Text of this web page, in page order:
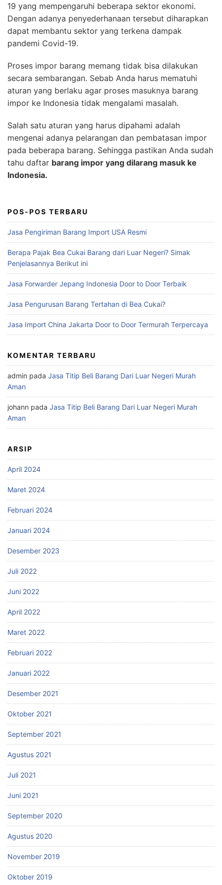
19 yang mempengaruhi beberapa sektor ekonomi.
Dengan adanya penyederhanaan tersebut diharapkan
dapat membantu sektor yang terkena dampak
pandemi Covid-19.
Proses impor barang memang tidak bisa dilakukan
secara sembarangan. Sebab Anda harus mematuhi
aturan yang berlaku agar proses masuknya barang
impor ke Indonesia tidak mengalami masalah.
Salah satu aturan yang harus dipahami adalah
mengenai adanya pelarangan dan pembatasan impor
pada beberapa barang. Sehingga pastikan Anda sudah
tahu daftar barang impor yang dilarang masuk ke
Indonesia.
POS-POS TERBARU
Jasa Pengiriman Barang Import USA Resmi
Berapa Pajak Bea Cukai Barang dari Luar Negeri? Simak
Penjelasannya Berikut ini
Jasa Forwarder Jepang Indonesia Door to Door Terbaik
Jasa Pengurusan Barang Tertahan di Bea Cukai?
Jasa Import China Jakarta Door to Door Termurah Terpercaya
KOMENTAR TERBARU
admin pada Jasa Titip Beli Barang Dari Luar Negeri Murah
Aman
johann pada Jasa Titip Beli Barang Dari Luar Negeri Murah
Aman
ARSIP
April 2024
Maret 2024
Februari 2024
Januari 2024
Desember 2023
Juli 2022
Juni 2022
April 2022
Maret 2022
Februari 2022
Januari 2022
Desember 2021
Oktober 2021
September 2021
Agustus 2021
Juli 2021
Juni 2021
September 2020
Agustus 2020
November 2019
Oktober 2019